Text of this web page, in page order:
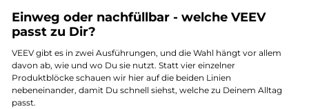
Einweg oder nachfüllbar - welche VEEV
passt zu Dir?
VEEV gibt es in zwei Ausführungen, und die Wahl hängt vor allem
davon ab, wie und wo Du sie nutzt. Statt vier einzelner
Produktblöcke schauen wir hier auf die beiden Linien
nebeneinander, damit Du schnell siehst, welche zu Deinem Alltag
passt.